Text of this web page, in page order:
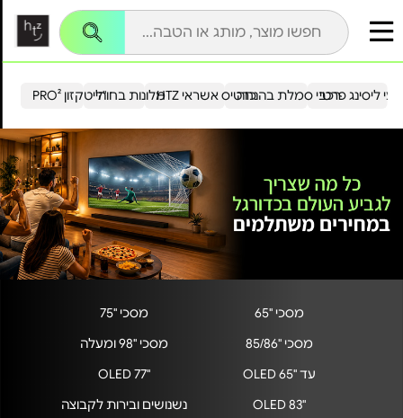
הייטקזון PRO²מלונות בחו"ל כרטיס אשראי HTZ ליסינג פרטירכבי סמלת בהנחה
מסכי "65
מסכי "75
מסכי "85/86
מסכי "98 ומעלה
עד "OLED 65
"OLED 77
"OLED 83
נשנושים ובירות לקבוצה